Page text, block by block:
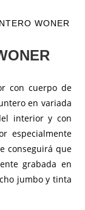
WONER
con cuerpo de
en variada
interior y con
especialmente
conseguirá que
grabada en
jumbo y tinta